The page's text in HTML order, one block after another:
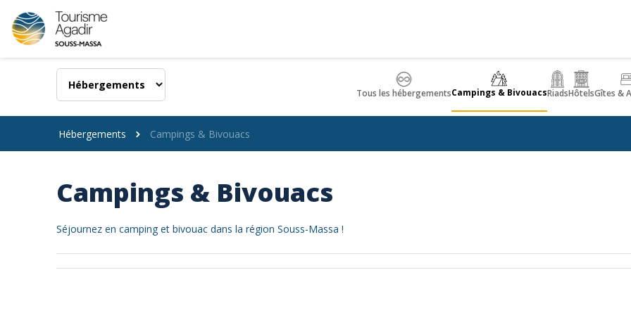
Panneau de gestion des cookies
Tous les hébergementsCampings & BivouacsRiadsHôtelsGîtes &
Hébergements Campings & Bivouacs
Campings & Bivouacs
Séjournez en camping et bivouac dans la région Souss-Massa !